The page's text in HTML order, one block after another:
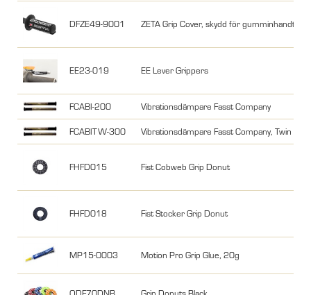
DFZE49-9001 ZETA Grip Cover, skydd för gumminhandtag
EE23-019 EE Lever Grippers
FCABI-200
Vibrationsdämpare Fasst Company
FCABITW-300
Vibrationsdämpare Fasst Company, Twin Wall
FHFD015 Fist Cobweb Grip Donut
FHFD018 Fist Stocker Grip Donut
MP15-0003 Motion Pro Grip Glue, 20g